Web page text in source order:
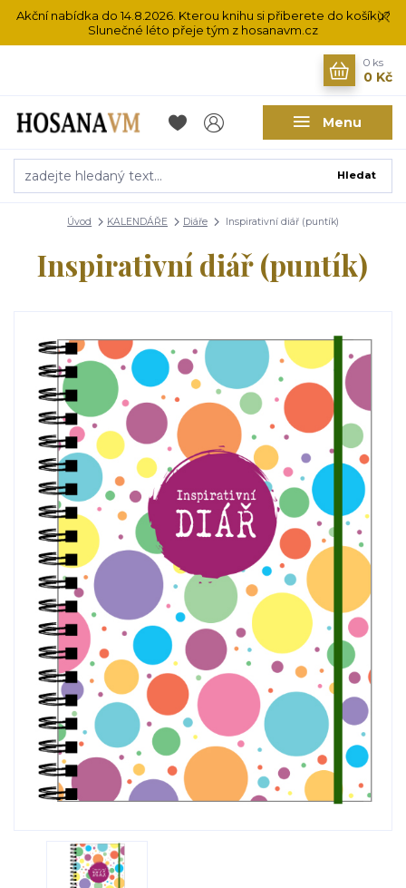
Akční nabídka do 14.8.2026. Kterou knihu si přiberete do košíku?
Slunečné léto přeje tým z hosanavm.cz
Menu
Hledat
0 ks
0 Kč
Úvod KALENDÁŘE Diáře Inspirativní diář (puntík)
Inspirativní diář (puntík)